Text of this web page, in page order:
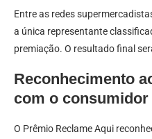
Entre as redes
a única representante
premiação. O resultado final
Reconhecimento
com o consumidor
O Prêmio Reclame Aqui